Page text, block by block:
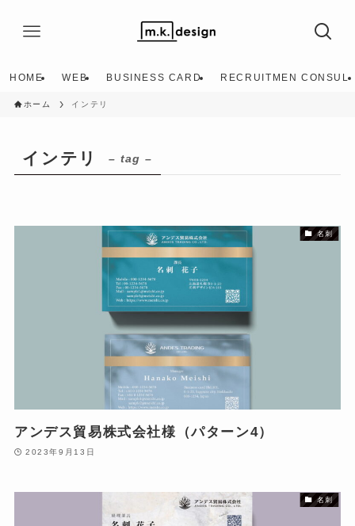
HOME WEB BUSINESS CARD RECRUITMEN CONSUL
ホーム インテリ
インテリ – tag –
名刺
アンデス貿易株式会社様（パターン4）
2023年9月13日
名刺